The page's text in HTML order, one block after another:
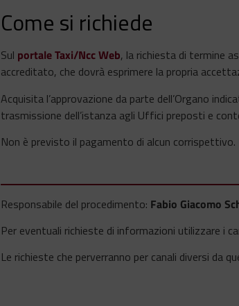
Come si richiede
Sul portale Taxi/Ncc Web, la richiesta di termine
accreditato, che dovrà esprimere la propria
Acquisita l’approvazione da parte dell’Organo
trasmissione dell’istanza agli Uffici preposti e
Non è previsto il pagamento di alcun corrispettivo.
Responsabile del procedimento: Fabio Giacomo
Per eventuali richieste di informazioni utilizzare i
Le richieste che perverranno per canali diversi da